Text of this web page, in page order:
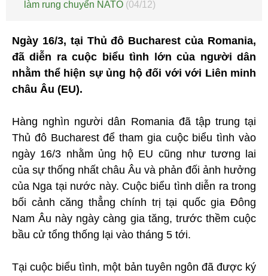
làm rung chuyển NATO (04/12)
Ngày 16/3, tại Thủ đô Bucharest của Romania,
đã diễn ra cuộc biểu tình lớn của người dân
nhằm thể hiện sự ủng hộ đối với với Liên minh
châu Âu (EU).
Hàng nghìn người dân Romania đã tập trung tại
Thủ đô Bucharest để tham gia cuộc biểu tình vào
ngày 16/3 nhằm ủng hộ EU cũng như tương lai
của sự thống nhất châu Âu và phản đối ảnh hưởng
của Nga tại nước này. Cuộc biểu tình diễn ra trong
bối cảnh căng thẳng chính trị tại quốc gia Đông
Nam Âu này ngày càng gia tăng, trước thềm cuộc
bầu cử tổng thống lại vào tháng 5 tới.
Tại cuộc biểu tình, một bản tuyên ngôn đã được ký